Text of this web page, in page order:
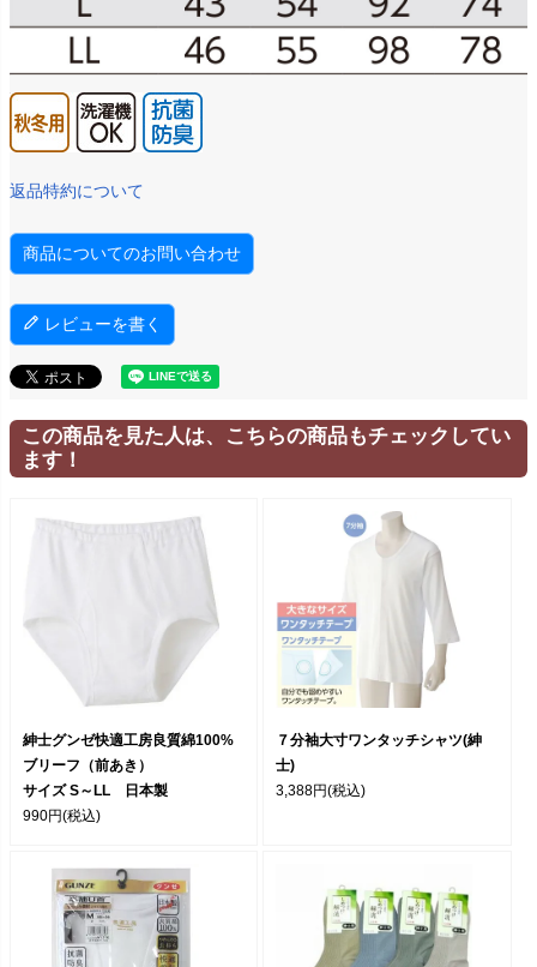
返品特約について
商品についてのお問い合わせ
レビューを書く
この商品を見た人は、こちらの商品もチェックしてい
ます！
紳士グンゼ快適工房良質綿100%
ブリーフ（前あき）
サイズ S～LL 日本製
990円(税込)
７分袖大寸ワンタッチシャツ(紳
士)
3,388円(税込)